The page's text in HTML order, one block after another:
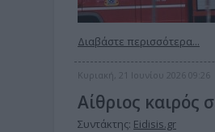
Διαβάστε περισσότερα...
Κυριακή, 21 Ιουνίου 2026 09:26
Αίθριος καιρός
Συντάκτης: Eidisis.gr